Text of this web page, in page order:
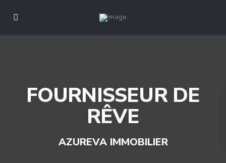
FOURNISSEUR DE
RÊVE
AZUREVA IMMOBILIER